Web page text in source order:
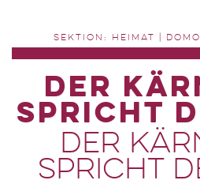
SEKTION: HEIMAT |
Der
spricht
Der
spricht